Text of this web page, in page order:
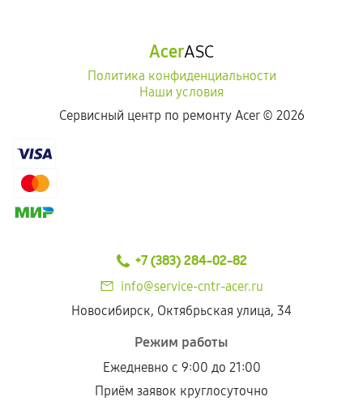
AcerASC
Политика конфиденциальности
Наши условия
Сервисный центр по ремонту Acer © 2026
+7 (383) 284-02-82
info@service-cntr-acer.ru
Новосибирск, Октябрьская улица, 34
Режим работы
Ежедневно с 9:00 до 21:00
Приём заявок круглосуточно